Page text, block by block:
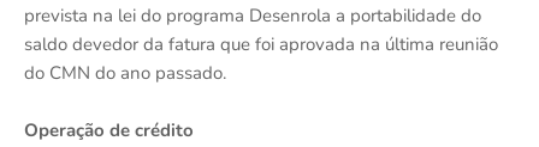
prevista na lei do programa Desenrola a portabilidade do
saldo devedor da fatura que foi aprovada na última reunião
do CMN do ano passado.
Operação de crédito